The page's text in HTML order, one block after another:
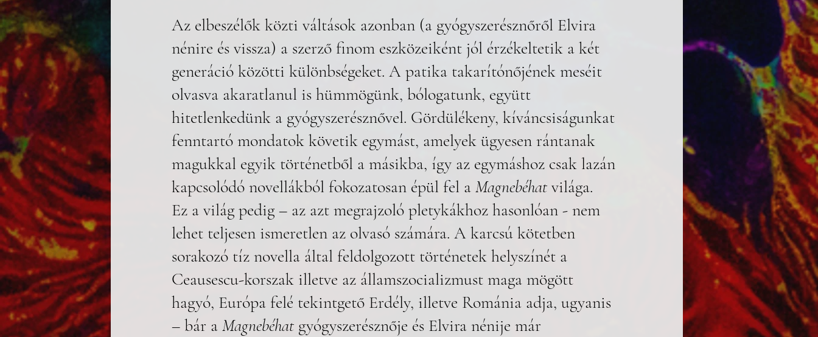
Az elbeszélők közti váltások azonban (a gyógyszerésznőről Elvira
nénire és vissza) a szerző finom eszközeiként jól érzékeltetik a két
generáció közötti különbségeket. A patika takarítónőjének meséit
olvasva akaratlanul is hümmögünk, bólogatunk, együtt
hitetlenkedünk a gyógyszerésznővel. Gördülékeny, kíváncsiságunkat
fenntartó mondatok követik egymást, amelyek ügyesen rántanak
magukkal egyik történetből a másikba, így az egymáshoz csak lazán
kapcsolódó novellákból fokozatosan épül fel a Magnebéhat világa.
Ez a világ pedig – az azt megrajzoló pletykákhoz hasonlóan - nem
lehet teljesen ismeretlen az olvasó számára. A karcsú kötetben
sorakozó tíz novella által feldolgozott történetek helyszínét a
Ceausescu-korszak illetve az államszocializmust maga mögött
hagyó, Európa felé tekintgető Erdély, illetve Románia adja, ugyanis
– bár a Magnebéhat gyógyszerésznője és Elvira nénije már